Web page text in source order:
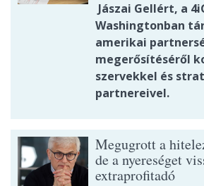
Jászai Gellért, a
Washingtonban
amerikai
megerősítéséről
szervekkel és
partnereivel.
Megugrott a
de a nyereséget
extraprofitadó